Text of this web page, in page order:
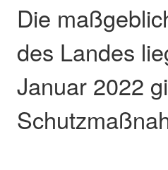
Die
des Landes
Januar 2022